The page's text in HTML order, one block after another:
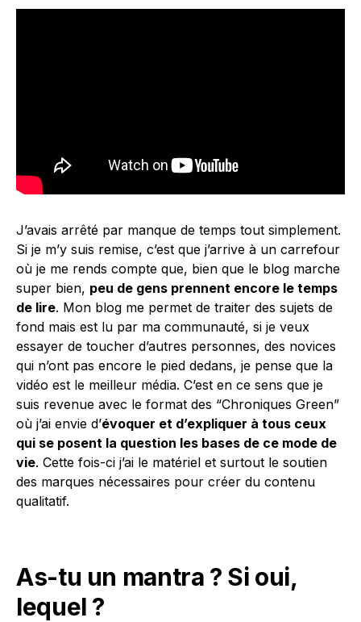
J’avais arrêté par manque de temps tout simplement.
Si je m’y suis remise, c’est que j’arrive à un carrefour
où je me rends compte que, bien que le blog marche
super bien, peu de gens prennent encore le temps
de lire. Mon blog me permet de traiter des sujets de
fond mais est lu par ma communauté, si je veux
essayer de toucher d’autres personnes, des novices
qui n’ont pas encore le pied dedans, je pense que la
vidéo est le meilleur média. C’est en ce sens que je
suis revenue avec le format des “Chroniques Green”
où j’ai envie d’évoquer et d’expliquer à tous ceux
qui se posent la question les bases de ce mode de
vie. Cette fois-ci j’ai le matériel et surtout le soutien
des marques nécessaires pour créer du contenu
qualitatif.
As-tu un mantra ? Si oui,
lequel ?